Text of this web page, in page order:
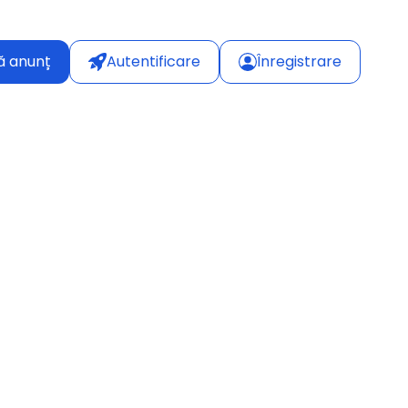
anunț Autentificare Înregistrare